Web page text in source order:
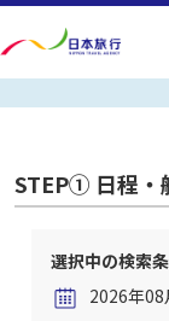
STEP① 日程・
選択中の検索
2026年